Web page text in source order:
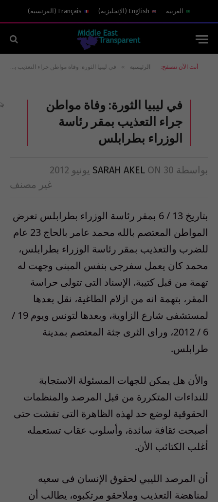
العربية English
( الإنجليزية)
Français
( الفرنسية)
أنت الآن تتصفح: الرئيسية » في ليبيا الثورة: وفاة مواطن جراء التعذيب بمقر رئاسة الوزراء بطرابلس
في ليبيا الثورة: وفاة مواطن
جراء التعذيب بمقر رئاسة
الوزراء بطرابلس
بواسطة SARAH AKEL ON 30 يونيو 2012
غير مصنف
بتاريخ 13 / 6 بمقر رئاسة الوزراء بطرابلس تعرض
المواطن المعتصم بالله محمد عامر بالحاج 23 عام
للضرب والتعذيب بمقر رئاسة الوزراء بطرابلس،
محمد كان يعمل سفرجى بنفس المبنى وجهت له
تهمة من قبل كتيبة. الإسناد التى تتولى حراسة
المقر، بتهمة انه من ازلام الطاغية، نقل بعدها
لمستشفى شارع الزاوية، وبعدها لتونس ويوم 19 /
6 / 2012، وراى الثرى جثة المعتصم بمدينة
طرابلس.
والأن هل يمكن للجهات المسئولة الاستجابة
للنداءات المتكررة من قبل المرصد والمنظمات
الحقوقية لوضع حد لهذه الظاهرة التى تفشت حتى
أصبحت ثقافة سائدة، وأسلوب عقاب تستعمله
أغلب الكتائب الأن.
أن المرصد الليبي لحقوق الإنسان فى سعيه
لمناهضة التعذيب وملاحقو مرتكبوه، يطالب أن